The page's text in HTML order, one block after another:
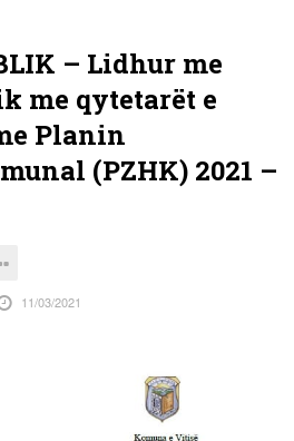
– Lidhur me
me qytetarët e
Planin
(PZHK) 2021 –
11/03/2021